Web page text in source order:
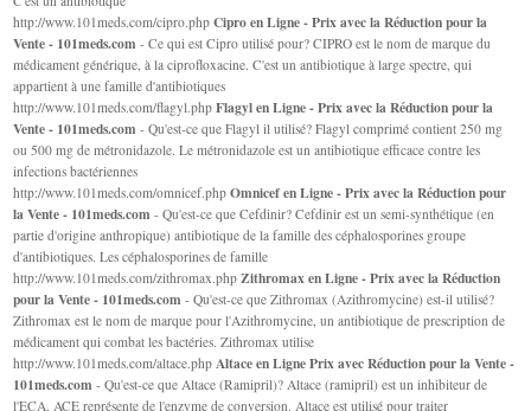
http://www.101meds.com/cipro.phpCipro en Ligne - Prix avec la Réduction pour la
Vente - 101meds.com - Ce qui est Cipro utilisé pour? CIPRO est le nom de marque du
médicament générique, à la ciprofloxacine. C'est un antibiotique à large spectre, qui
appartient à une famille d'antibiotiques
http://www.101meds.com/flagyl.phpFlagyl en Ligne - Prix avec la Réduction pour la
Vente - 101meds.com - Qu'est-ce que Flagyl il utilisé? Flagyl comprimé contient 250 mg
ou 500 mg de métronidazole. Le métronidazole est un antibiotique efficace contre les
infections bactériennes
http://www.101meds.com/omnicef.phpOmnicef en Ligne - Prix avec la Réduction pour
la Vente - 101meds.com - Qu'est-ce que Cefdinir? Cefdinir est un semi-synthétique (en
partie d'origine anthropique) antibiotique de la famille des céphalosporines groupe
d'antibiotiques. Les céphalosporines de famille
http://www.101meds.com/zithromax.phpZithromax en Ligne - Prix avec la Réduction
pour la Vente - 101meds.com - Qu'est-ce que Zithromax (Azithromycine) est-il utilisé?
Zithromax est le nom de marque pour l'Azithromycine, un antibiotique de prescription de
médicament qui combat les bactéries. Zithromax utilise
http://www.101meds.com/altace.phpAltace en Ligne Prix avec Réduction pour la Vente -
101meds.com - Qu'est-ce que Altace (Ramipril)? Altace (ramipril) est un inhibiteur de
l'ECA. ACE représente de l'enzyme de conversion. Altace est utilisé pour traiter